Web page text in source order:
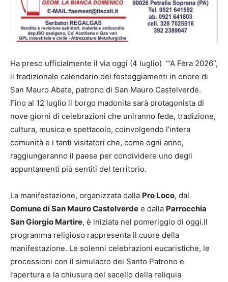
Ha preso ufficialmente il via oggi (4 luglio) “‘A Fèra 2026”,
il tradizionale calendario dei festeggiamenti in onore di
San Mauro Abate, patrono di San Mauro Castelverde.
Fino al 12 luglio il borgo madonita sarà protagonista di
nove giorni di celebrazioni che uniranno fede, tradizione,
cultura, musica e spettacolo, coinvolgendo l’intera
comunità e i tanti visitatori che, come ogni anno,
raggiungeranno il paese per condividere uno degli
appuntamenti più sentiti del territorio.
La manifestazione, organizzata dalla Pro Loco, dal
Comune di San Mauro Castelverde e dalla Parrocchia
San Giorgio Martire, è iniziata nel pomeriggio di oggi.Il
programma religioso rappresenta il cuore della
manifestazione. Le solenni celebrazioni eucaristiche, le
processioni con il simulacro del Santo Patrono e
l’apertura e la chiusura del sacello della reliquia